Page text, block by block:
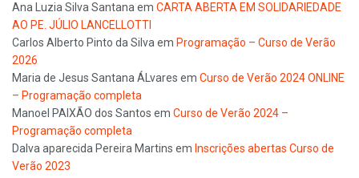
Ana Luzia Silva Santana em CARTA ABERTA EM SOLIDARIEDADE
AO PE. JÚLIO LANCELLOTTI
Carlos Alberto Pinto da Silva em Programação – Curso de Verão
2026
Maria de Jesus Santana ÁLvares em Curso de Verão 2024 ONLINE
– Programação completa
Manoel PAIXÃO dos Santos em Curso de Verão 2024 –
Programação completa
Dalva aparecida Pereira Martins em Inscrições abertas Curso de
Verão 2023